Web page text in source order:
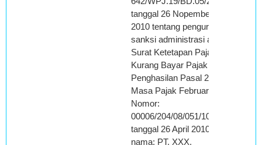
tanggal 26 Nopember
2010 tentang pengurangan
sanksi administrasi atas
Surat Ketetapan Pajak
Kurang Bayar Pajak
Penghasilan Pasal 26
Masa Pajak Februari 2008
Nomor:
00006/204/08/051/10
tanggal 26 April 2010, atas
nama: PT. XXX.